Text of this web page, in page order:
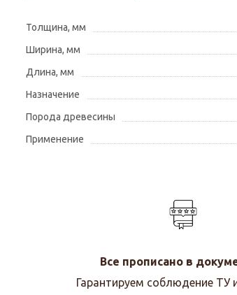
Толщина, мм
Ширина, мм
Длина, мм
Назначение
Порода древесины
Применение
Все прописано в
Гарантируем соблюдение ТУ